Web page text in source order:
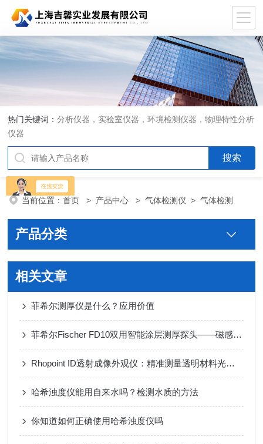
热门关键词：分析仪器，实验室仪器，环境检测仪器，物理特性分析
仪器
当前位置：首页 > 产品中心 >气体检测仪 >气体检测
产品分类
相关文章
菲希尔测厚仪是什么？应用价值
菲希尔Fischer FD10双用智能涂层测厚探头——磁感+涡流双模探头
Rhopoint ID透射成像外观仪：精准测量透明材料光学性能的革新利器
哈希浊度仪能用自来水吗？检测水质的方法
你知道如何正确使用哈希浊度仪吗